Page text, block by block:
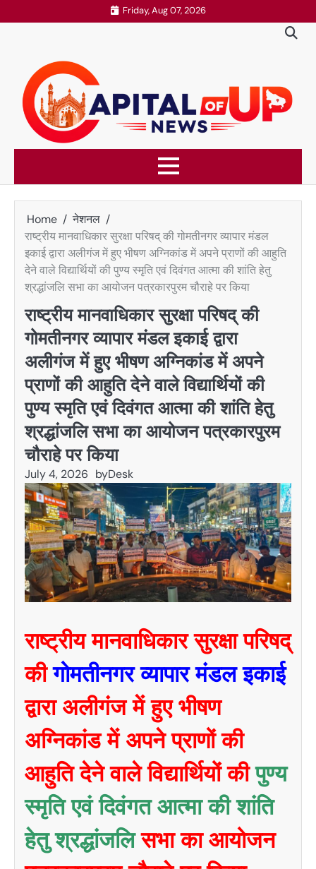
to
Friday, Aug 07, 2026
Home
नेशनल
राष्ट्रीय मानवाधिकार सुरक्षा परिषद् की गोमतीनगर व्यापार मंडल
इकाई द्वारा अलीगंज में हुए भीषण अग्निकांड में अपने प्राणों की आहुति
देने वाले विद्यार्थियों की पुण्य स्मृति एवं दिवंगत आत्मा की शांति हेतु
श्रद्धांजलि सभा का आयोजन पत्रकारपुरम चौराहे पर किया
राष्ट्रीय मानवाधिकार सुरक्षा परिषद् की
गोमतीनगर व्यापार मंडल इकाई द्वारा
अलीगंज में हुए भीषण अग्निकांड में अपने
प्राणों की आहुति देने वाले विद्यार्थियों की
पुण्य स्मृति एवं दिवंगत आत्मा की शांति हेतु
श्रद्धांजलि सभा का आयोजन पत्रकारपुरम
चौराहे पर किया
July 4, 2026 byDesk
राष्ट्रीय मानवाधिकार सुरक्षा परिषद्
कीगोमतीनगर व्यापार मंडल इकाई
द्वारा अलीगंज में हुए भीषण
अग्निकांड में अपने प्राणों की
आहुति देने वाले विद्यार्थियों कीपुण्य
स्मृति एवं दिवंगत आत्मा की शांति
हेतु श्रद्धांजलिसभा का आयोजन